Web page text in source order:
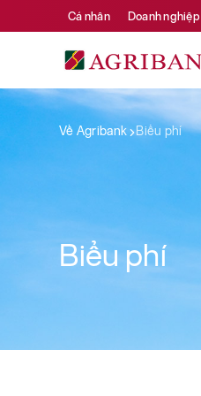
Cá nhân Doanh nghiệp
Về Agribank Biểu phí
Biểu phí